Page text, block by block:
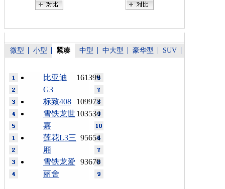
微型 小型 紧凑 中型 中大型 豪华型 SUV
161399
比亚迪
G3
109973
标致408
103534
雪铁龙世
嘉
95654
莲花L3三
厢
93670
雪铁龙爱
丽舍